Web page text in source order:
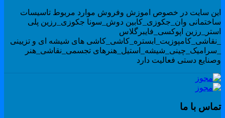
سایت در خصوص اموزش وفروش موارد مربوط تاسیسات
وان_جکوزی_کابین دوش_سونا جکوزی_رزین پلی
اپوکسی_فایبرگلاس
های شیشه ای و تزیینی
تجسمی_نقاشی_هنر
دستی فعالیت دارد
با ما